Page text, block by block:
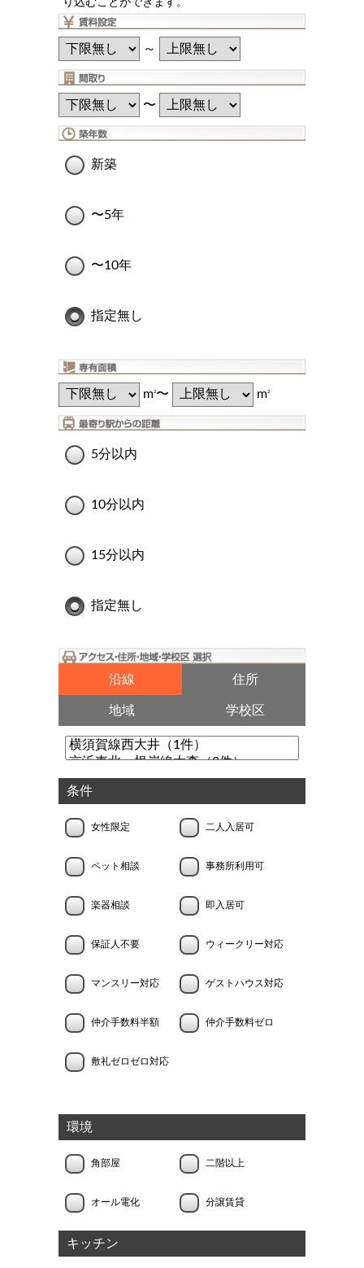
～
〜
新築
〜5年
〜10年
指定無し
m2〜 m2
5分以内
10分以内
15分以内
指定無し
沿線 住所
地域 学校区
条件
女性限定 二人入居可
ペット相談 事務所利用可
楽器相談 即入居可
保証人不要 ウィークリー対応
マンスリー対応 ゲストハウス対応
仲介手数料半額 仲介手数料ゼロ
敷礼ゼロゼロ対応
環境
角部屋 二階以上
オール電化 分譲賃貸
キッチン